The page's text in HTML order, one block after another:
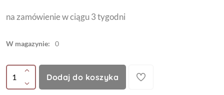
na zamówienie w ciągu 3 tygodni
W magazynie: 0
Dodaj do koszyka